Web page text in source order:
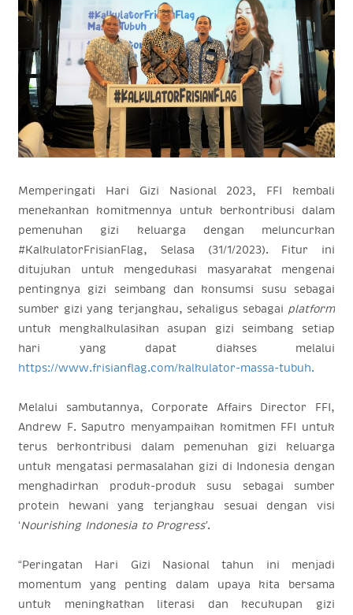
Memperingati Hari Gizi Nasional 2023, FFI kembali
menekankan komitmennya untuk berkontribusi dalam
pemenuhan gizi keluarga dengan meluncurkan
#KalkulatorFrisianFlag, Selasa (31/1/2023). Fitur ini
ditujukan untuk mengedukasi masyarakat mengenai
pentingnya gizi seimbang dan konsumsi susu sebagai
sumber gizi yang terjangkau, sekaligus sebagai platform
untuk mengkalkulasikan asupan gizi seimbang setiap
hari yang dapat diakses melalui
https://www.frisianflag.com/kalkulator-massa-tubuh
Melalui sambutannya, Corporate Affairs Director FFI,
Andrew F. Saputro menyampaikan komitmen FFI untuk
terus berkontribusi dalam pemenuhan gizi keluarga
untuk mengatasi permasalahan gizi di Indonesia dengan
menghadirkan produk-produk susu sebagai sumber
protein hewani yang terjangkau sesuai dengan visi
‘Nourishing Indonesia to Progress’.
“Peringatan Hari Gizi Nasional tahun ini menjadi
momentum yang penting dalam upaya kita bersama
untuk meningkatkan literasi dan kecukupan gizi